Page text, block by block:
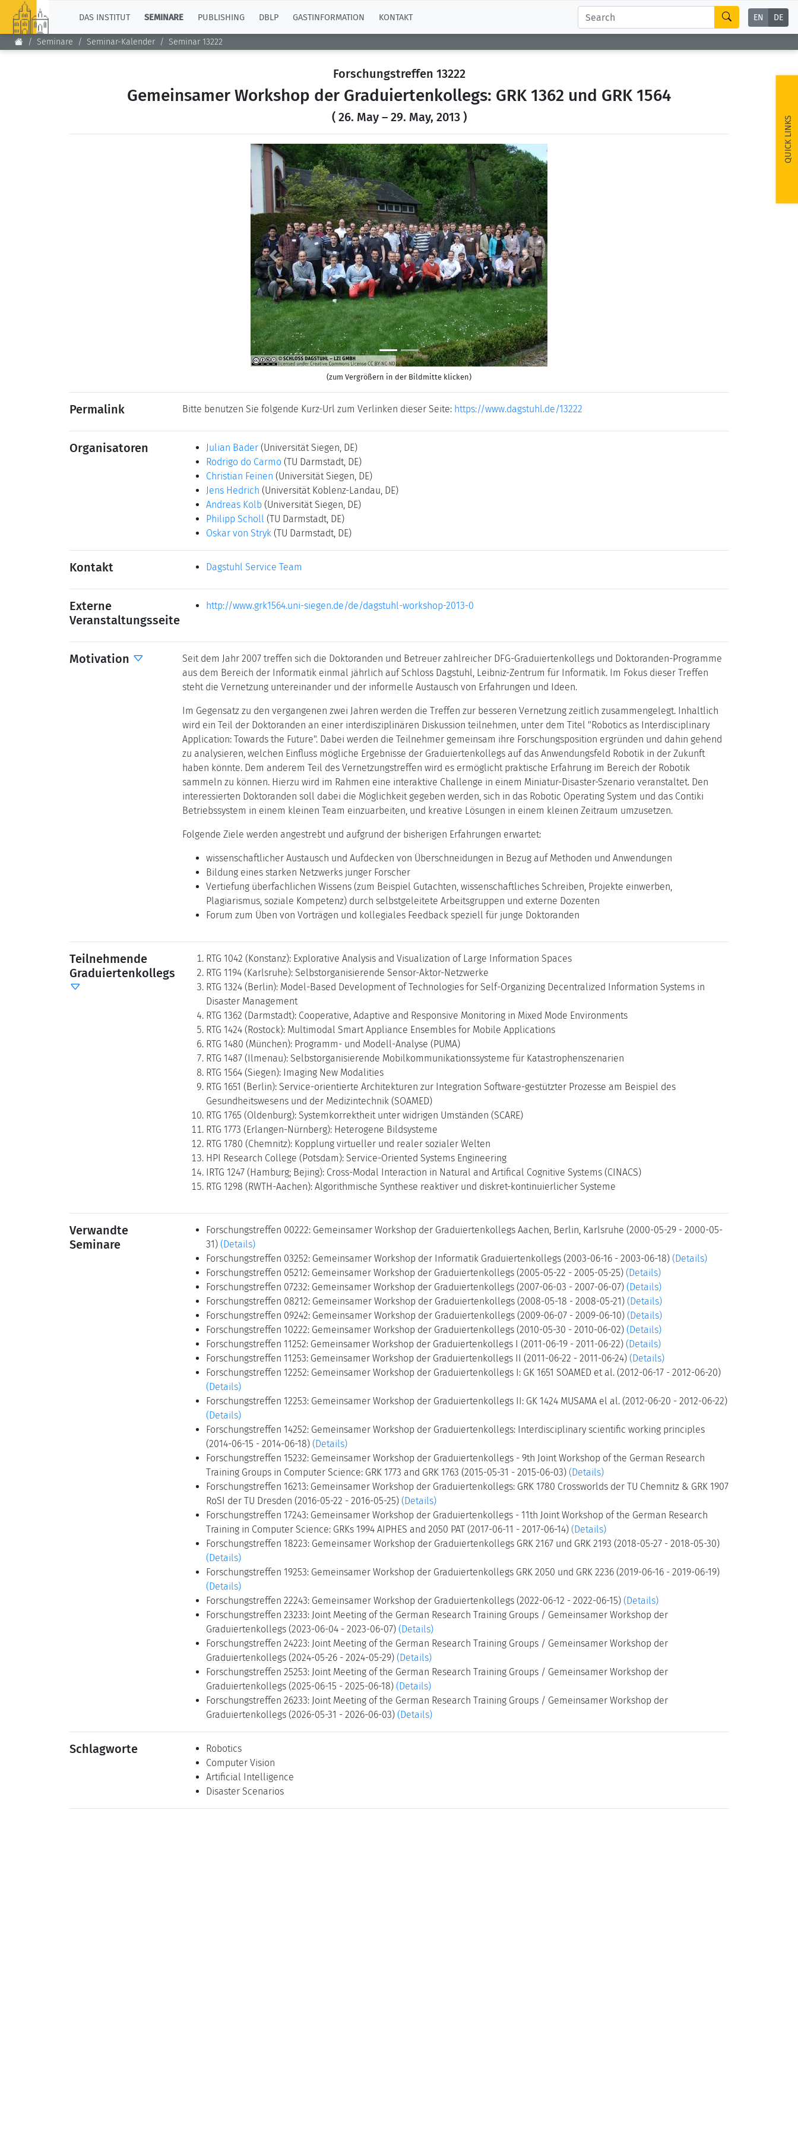
DAS INSTITUT SEMINARE PUBLISHING DBLP GASTINFORMATION KONTAKT EN DE
Seminare Seminar-Kalender Seminar 13222
QUICK LINKS
Forschungstreffen 13222
Gemeinsamer Workshop der Graduiertenkollegs: GRK 1362 und GRK 1564
( 26. May – 29. May, 2013 )
Previous Next
(zum Vergrößern in der Bildmitte klicken)
Permalink Bitte benutzen Sie folgende Kurz-Url zum Verlinken dieser Seite: https://www.dagstuhl.de/13222
Organisatoren Julian Bader (Universität Siegen, DE)
Rodrigo do Carmo (TU Darmstadt, DE)
Christian Feinen (Universität Siegen, DE)
Jens Hedrich (Universität Koblenz-Landau, DE)
Andreas Kolb (Universität Siegen, DE)
Philipp Scholl (TU Darmstadt, DE)
Oskar von Stryk (TU Darmstadt, DE)
Kontakt Dagstuhl Service Team
Externe
Veranstaltungsseite
http://www.grk1564.uni-siegen.de/de/dagstuhl-workshop-2013-0
Motivation
Seit dem Jahr 2007 treffen sich die Doktoranden und Betreuer zahlreicher DFG-Graduiertenkollegs und Doktoranden-Programme
aus dem Bereich der Informatik einmal jährlich auf Schloss Dagstuhl, Leibniz-Zentrum für Informatik. Im Fokus dieser Treffen
steht die Vernetzung untereinander und der informelle Austausch von Erfahrungen und Ideen.
Im Gegensatz zu den vergangenen zwei Jahren werden die Treffen zur besseren Vernetzung zeitlich zusammengelegt. Inhaltlich
wird ein Teil der Doktoranden an einer interdisziplinären Diskussion teilnehmen, unter dem Titel "Robotics as Interdisciplinary
Application: Towards the Future". Dabei werden die Teilnehmer gemeinsam ihre Forschungsposition ergründen und dahin gehend
zu analysieren, welchen Einfluss mögliche Ergebnisse der Graduiertenkollegs auf das Anwendungsfeld Robotik in der Zukunft
haben könnte. Dem anderem Teil des Vernetzungstreffen wird es ermöglicht praktische Erfahrung im Bereich der Robotik
sammeln zu können. Hierzu wird im Rahmen eine interaktive Challenge in einem Miniatur-Disaster-Szenario veranstaltet. Den
interessierten Doktoranden soll dabei die Möglichkeit gegeben werden, sich in das Robotic Operating System und das Contiki
Betriebssystem in einem kleinen Team einzuarbeiten, und kreative Lösungen in einem kleinen Zeitraum umzusetzen.
Folgende Ziele werden angestrebt und aufgrund der bisherigen Erfahrungen erwartet:
wissenschaftlicher Austausch und Aufdecken von Überschneidungen in Bezug auf Methoden und Anwendungen
Bildung eines starken Netzwerks junger Forscher
Vertiefung überfachlichen Wissens (zum Beispiel Gutachten, wissenschaftliches Schreiben, Projekte einwerben,
Plagiarismus, soziale Kompetenz) durch selbstgeleitete Arbeitsgruppen und externe Dozenten
Forum zum Üben von Vorträgen und kollegiales Feedback speziell für junge Doktoranden
Teilnehmende
Graduiertenkollegs
RTG 1042 (Konstanz): Explorative Analysis and Visualization of Large Information Spaces
RTG 1194 (Karlsruhe): Selbstorganisierende Sensor-Aktor-Netzwerke
RTG 1324 (Berlin): Model-Based Development of Technologies for Self-Organizing Decentralized Information Systems in
Disaster Management
RTG 1362 (Darmstadt): Cooperative, Adaptive and Responsive Monitoring in Mixed Mode Environments
RTG 1424 (Rostock): Multimodal Smart Appliance Ensembles for Mobile Applications
RTG 1480 (München): Programm- und Modell-Analyse (PUMA)
RTG 1487 (Ilmenau): Selbstorganisierende Mobilkommunikationssysteme für Katastrophenszenarien
RTG 1564 (Siegen): Imaging New Modalities
RTG 1651 (Berlin): Service-orientierte Architekturen zur Integration Software-gestützter Prozesse am Beispiel des
Gesundheitswesens und der Medizintechnik (SOAMED)
RTG 1765 (Oldenburg): Systemkorrektheit unter widrigen Umständen (SCARE)
RTG 1773 (Erlangen-Nürnberg): Heterogene Bildsysteme
RTG 1780 (Chemnitz): Kopplung virtueller und realer sozialer Welten
HPI Research College (Potsdam): Service-Oriented Systems Engineering
IRTG 1247 (Hamburg; Bejing): Cross-Modal Interaction in Natural and Artifical Cognitive Systems (CINACS)
RTG 1298 (RWTH-Aachen): Algorithmische Synthese reaktiver und diskret-kontinuierlicher Systeme
Verwandte
Seminare
Forschungstreffen 00222: Gemeinsamer Workshop der Graduiertenkollegs Aachen, Berlin, Karlsruhe (2000-05-29 - 2000-05-
31) (Details)
Forschungstreffen 03252: Gemeinsamer Workshop der Informatik Graduiertenkollegs (2003-06-16 - 2003-06-18) (Details)
Forschungstreffen 05212: Gemeinsamer Workshop der Graduiertenkollegs (2005-05-22 - 2005-05-25) (Details)
Forschungstreffen 07232: Gemeinsamer Workshop der Graduiertenkollegs (2007-06-03 - 2007-06-07) (Details)
Forschungstreffen 08212: Gemeinsamer Workshop der Graduiertenkollegs (2008-05-18 - 2008-05-21) (Details)
Forschungstreffen 09242: Gemeinsamer Workshop der Graduiertenkollegs (2009-06-07 - 2009-06-10) (Details)
Forschungstreffen 10222: Gemeinsamer Workshop der Graduiertenkollegs (2010-05-30 - 2010-06-02) (Details)
Forschungstreffen 11252: Gemeinsamer Workshop der Graduiertenkollegs I (2011-06-19 - 2011-06-22) (Details)
Forschungstreffen 11253: Gemeinsamer Workshop der Graduiertenkollegs II (2011-06-22 - 2011-06-24) (Details)
Forschungstreffen 12252: Gemeinsamer Workshop der Graduiertenkollegs I: GK 1651 SOAMED et al. (2012-06-17 - 2012-06-20)
(Details)
Forschungstreffen 12253: Gemeinsamer Workshop der Graduiertenkollegs II: GK 1424 MUSAMA el al. (2012-06-20 - 2012-06-22)
(Details)
Forschungstreffen 14252: Gemeinsamer Workshop der Graduiertenkollegs: Interdisciplinary scientific working principles
(2014-06-15 - 2014-06-18) (Details)
Forschungstreffen 15232: Gemeinsamer Workshop der Graduiertenkollegs - 9th Joint Workshop of the German Research
Training Groups in Computer Science: GRK 1773 and GRK 1763 (2015-05-31 - 2015-06-03) (Details)
Forschungstreffen 16213: Gemeinsamer Workshop der Graduiertenkollegs: GRK 1780 Crossworlds der TU Chemnitz & GRK 1907
RoSI der TU Dresden (2016-05-22 - 2016-05-25) (Details)
Forschungstreffen 17243: Gemeinsamer Workshop der Graduiertenkollegs - 11th Joint Workshop of the German Research
Training in Computer Science: GRKs 1994 AIPHES and 2050 PAT (2017-06-11 - 2017-06-14) (Details)
Forschungstreffen 18223: Gemeinsamer Workshop der Graduiertenkollegs GRK 2167 und GRK 2193 (2018-05-27 - 2018-05-30)
(Details)
Forschungstreffen 19253: Gemeinsamer Workshop der Graduiertenkollegs GRK 2050 und GRK 2236 (2019-06-16 - 2019-06-19)
(Details)
Forschungstreffen 22243: Gemeinsamer Workshop der Graduiertenkollegs (2022-06-12 - 2022-06-15) (Details)
Forschungstreffen 23233: Joint Meeting of the German Research Training Groups / Gemeinsamer Workshop der
Graduiertenkollegs (2023-06-04 - 2023-06-07) (Details)
Forschungstreffen 24223: Joint Meeting of the German Research Training Groups / Gemeinsamer Workshop der
Graduiertenkollegs (2024-05-26 - 2024-05-29) (Details)
Forschungstreffen 25253: Joint Meeting of the German Research Training Groups / Gemeinsamer Workshop der
Graduiertenkollegs (2025-06-15 - 2025-06-18) (Details)
Forschungstreffen 26233: Joint Meeting of the German Research Training Groups / Gemeinsamer Workshop der
Graduiertenkollegs (2026-05-31 - 2026-06-03) (Details)
Schlagworte
Robotics
Computer Vision
Artificial Intelligence
Disaster Scenarios